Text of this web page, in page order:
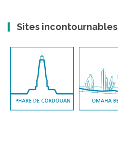
Sites incontournables